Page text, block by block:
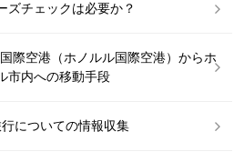
ズチェックは必要か？
際空港（ホノルル国際空港）からホ
市内への移動手段
についての情報収集